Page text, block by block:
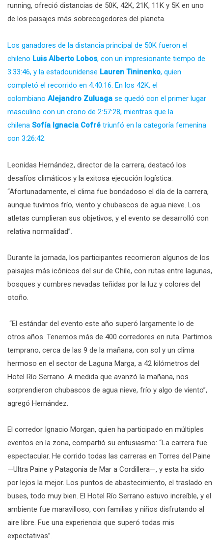
running, ofreció distancias de 50K, 42K, 21K, 11K y 5K en uno
de los paisajes más sobrecogedores del planeta.
Los ganadores de la distancia principal de 50K fueron el
chileno Luis Alberto Lobos, con un impresionante tiempo de
3:33:46, y la estadounidense Lauren Tininenko, quien
completó el recorrido en 4:40:16. En los 42K, el
colombiano Alejandro Zuluaga se quedó con el primer lugar
masculino con un crono de 2:57:28, mientras que la
chilena Sofía Ignacia Cofré triunfó en la categoría femenina
con 3:26:42.
Leonidas Hernández, director de la carrera, destacó los
desafíos climáticos y la exitosa ejecución logística:
“Afortunadamente, el clima fue bondadoso el día de la carrera,
aunque tuvimos frío, viento y chubascos de agua nieve. Los
atletas cumplieran sus objetivos, y el evento se desarrolló con
relativa normalidad”.
Durante la jornada, los participantes recorrieron algunos de los
paisajes más icónicos del sur de Chile, con rutas entre lagunas,
bosques y cumbres nevadas teñidas por la luz y colores del
otoño.
“El estándar del evento este año superó largamente lo de
otros años. Tenemos más de 400 corredores en ruta. Partimos
temprano, cerca de las 9 de la mañana, con sol y un clima
hermoso en el sector de Laguna Marga, a 42 kilómetros del
Hotel Río Serrano. A medida que avanzó la mañana, nos
sorprendieron chubascos de agua nieve, frío y algo de viento”,
agregó Hernández.
El corredor Ignacio Morgan, quien ha participado en múltiples
eventos en la zona, compartió su entusiasmo: “La carrera fue
espectacular. He corrido todas las carreras en Torres del Paine
—Ultra Paine y Patagonia de Mar a Cordillera—, y esta ha sido
por lejos la mejor. Los puntos de abastecimiento, el traslado en
buses, todo muy bien. El Hotel Río Serrano estuvo increíble, y el
ambiente fue maravilloso, con familias y niños disfrutando al
aire libre. Fue una experiencia que superó todas mis
expectativas”.